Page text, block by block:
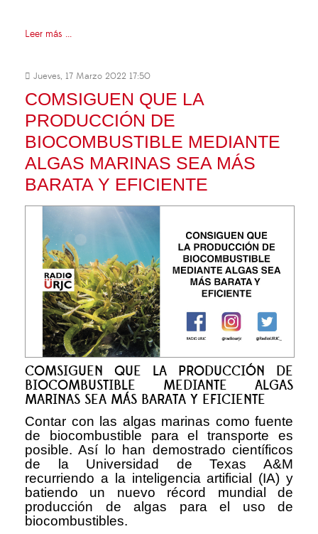
Leer más ...
Jueves, 17 Marzo 2022 17:50
COMSIGUEN QUE LA
PRODUCCIÓN DE
BIOCOMBUSTIBLE MEDIANTE
ALGAS MARINAS SEA MÁS
BARATA Y EFICIENTE
COMSIGUEN QUE LA PRODUCCIÓN DE
BIOCOMBUSTIBLE MEDIANTE ALGAS
MARINAS SEA MÁS BARATA Y EFICIENTE
Contar con las algas marinas como fuente
de biocombustible para el transporte es
posible. Así lo han demostrado científicos
de la Universidad de Texas A&M
recurriendo a la inteligencia artificial (IA) y
batiendo un nuevo récord mundial de
producción de algas para el uso de
biocombustibles.